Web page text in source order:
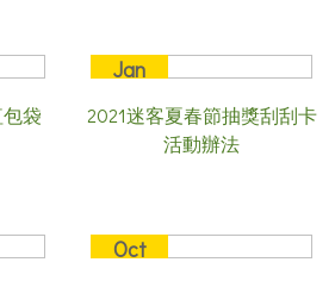
袋
Jan
2021
2021迷客夏春節抽獎刮刮卡
活動辦法
Oct